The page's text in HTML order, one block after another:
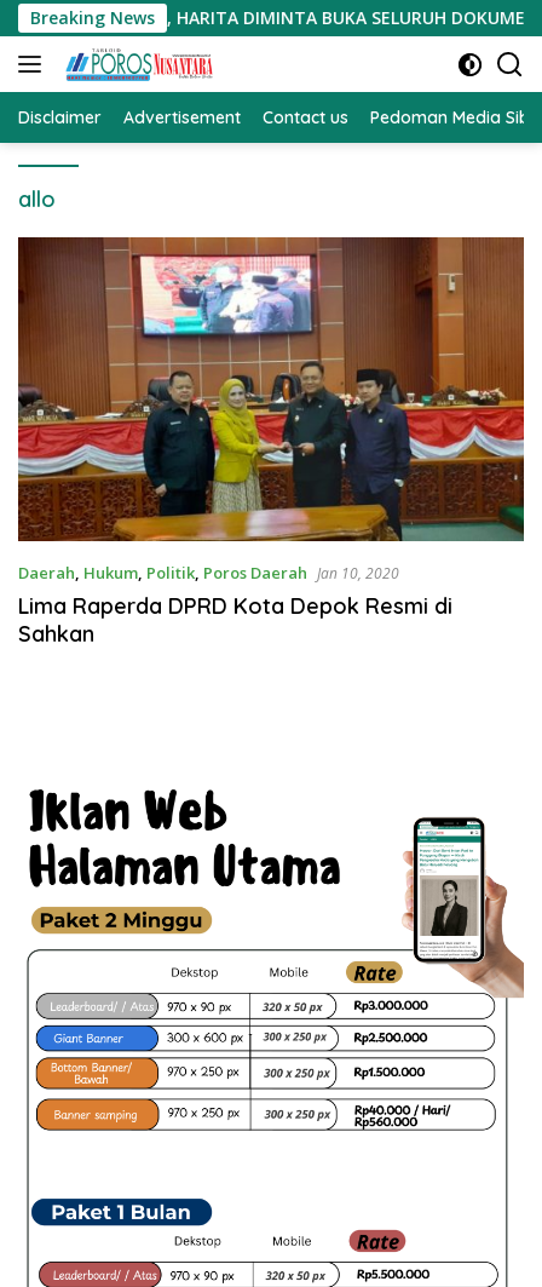
Langsung
ke
konten
Breaking News
PROSEDUR, HARITA DIMINTA BUKA SELURUH DOKUMEN
Disclaimer Advertisement Contact us Pedoman Media
allo
Daerah, Hukum, Politik, Poros Daerah Jan 10, 2020
Lima Raperda DPRD Kota Depok Resmi di
Sahkan